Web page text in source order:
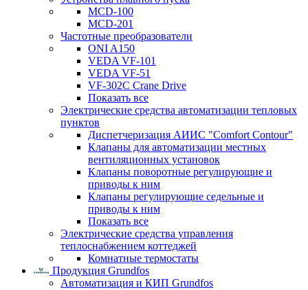
MCD-100
MCD-201
Частотные преобразователи
ONI A150
VEDA VF-101
VEDA VF-51
VF-302C Crane Drive
Показать все
Электрические средства автоматизации тепловых
пунктов
Диспетчеризация АИИС "Comfort Contour"
Клапаны для автоматизации местных
вентиляционных установок
Клапаны поворотные регулирующие и
приводы к ним
Клапаны регулирующие седельные и
приводы к ним
Показать все
Электрические средства управления
теплоснабжением коттеджей
Комнатные термостаты
Продукция Grundfos
Автоматизация и КИП Grundfos